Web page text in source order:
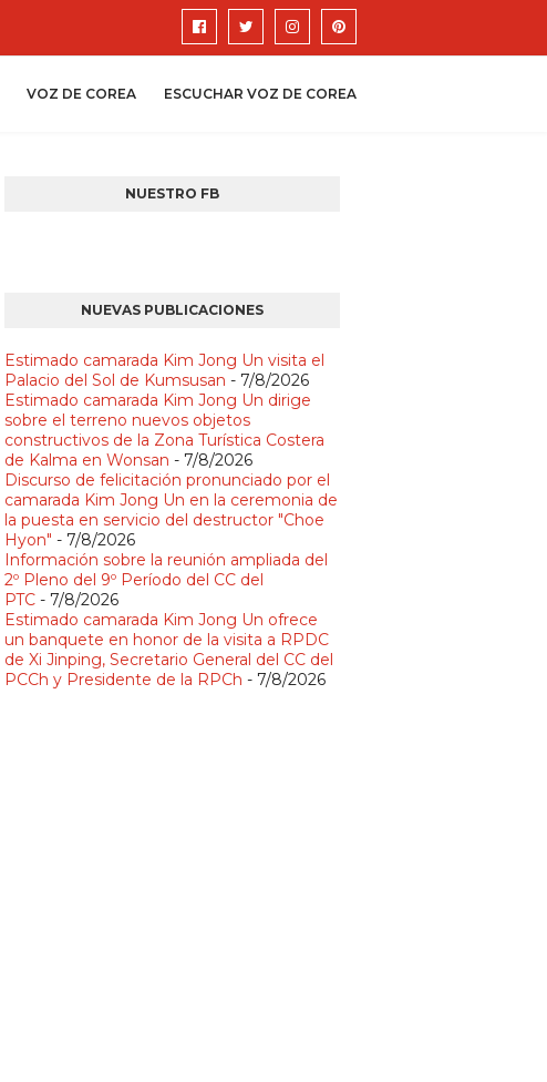
VOZ DE COREA ESCUCHAR VOZ DE COREA
NUESTRO FB
NUEVAS PUBLICACIONES
Estimado camarada Kim Jong Un visita el
Palacio del Sol de Kumsusan - 7/8/2026
Estimado camarada Kim Jong Un dirige
sobre el terreno nuevos objetos
constructivos de la Zona Turística Costera
de Kalma en Wonsan - 7/8/2026
Discurso de felicitación pronunciado por el
camarada Kim Jong Un en la ceremonia de
la puesta en servicio del destructor "Choe
Hyon" - 7/8/2026
Información sobre la reunión ampliada del
2º Pleno del 9º Período del CC del
PTC- 7/8/2026
Estimado camarada Kim Jong Un ofrece
un banquete en honor de la visita a RPDC
de Xi Jinping, Secretario General del CC del
PCCh y Presidente de la RPCh - 7/8/2026